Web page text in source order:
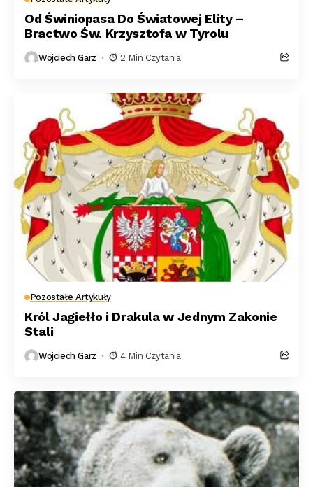
Od Świniopasa Do Światowej Elity –
Bractwo Św. Krzysztofa w Tyrolu
Wojciech Garz 2 Min Czytania
Pozostałe Artykuły
Król Jagiełło i Drakula w Jednym Zakonie
Stali
Wojciech Garz 4 Min Czytania